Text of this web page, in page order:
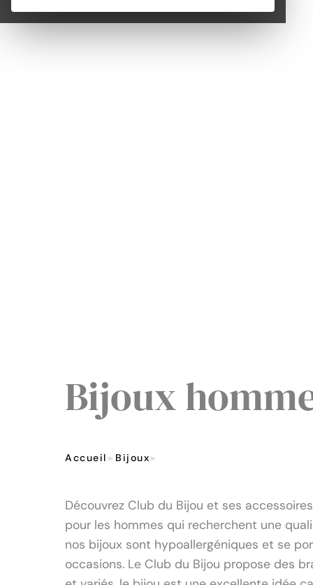
Bijoux
Accueil Bijoux
Découvrez Club du Bijou et ses
pour les hommes qui recherchent une
nos bijoux sont hypoallergéniques et se
occasions. Le Club du Bijou propose des